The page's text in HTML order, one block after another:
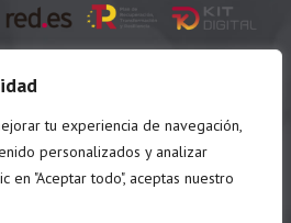
tu experiencia de navegación,
personalizados y analizar
en "Aceptar todo", aceptas nuestro